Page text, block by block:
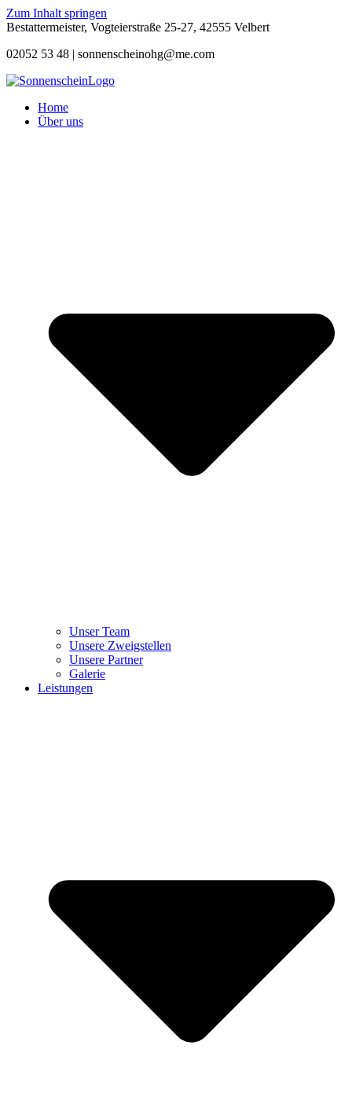
Zum Inhalt springen
Bestattermeister, Vogteierstraße 25-27, 42555 Velbert
02052 53 48 | sonnenscheinohg@me.com
Home
Über uns
Unser Team
Unsere Zweigstellen
Unsere Partner
Galerie
Leistungen